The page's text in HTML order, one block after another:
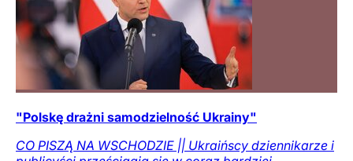
"Polskę drażni samodzielność Ukrainy"
CO PISZĄ NA WSCHODZIE || Ukraińscy dziennikarze i